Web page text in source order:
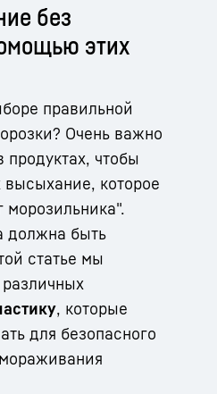
без
этих
правильной
Очень важно
продуктах, чтобы
высыхание, которое
морозильника".
должна быть
статье мы
, которые
для безопасного